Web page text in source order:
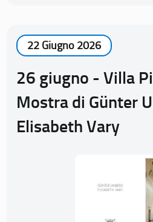
22 Giugno 2026
26 giugno - Villa
Mostra di Günter
Elisabeth Vary